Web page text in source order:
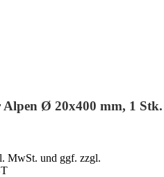
Ø 20x400 mm, 1 Stk.
MwSt. und ggf. zzgl.